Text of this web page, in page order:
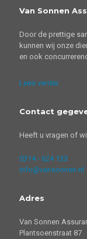
Van Sonnen
Door de prettige
kunnen wij onze
en ook
Lees verder
Contact
Heeft u vragen of
0314 - 624 133
info@vansonnen.nl
Adres
Van Sonnen
Plantsoenstraat 87